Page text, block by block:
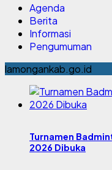
Agenda
Berita
Informasi
Pengumuman
lamongankab.go.id
Turnamen
2026 Dibuka